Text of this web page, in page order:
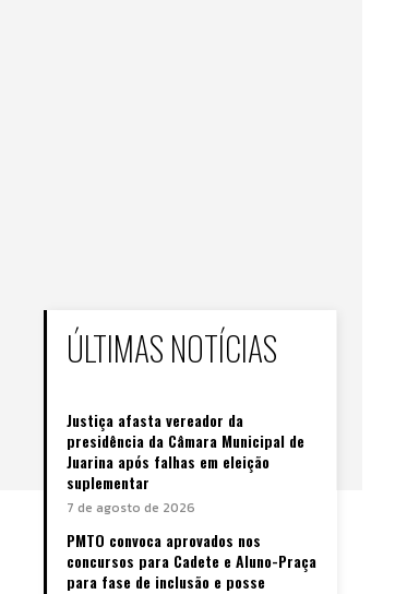
ÚLTIMAS NOTÍCIAS
Justiça afasta vereador da
presidência da Câmara Municipal de
Juarina após falhas em eleição
suplementar
7 de agosto de 2026
PMTO convoca aprovados nos
concursos para Cadete e Aluno-Praça
para fase de inclusão e posse